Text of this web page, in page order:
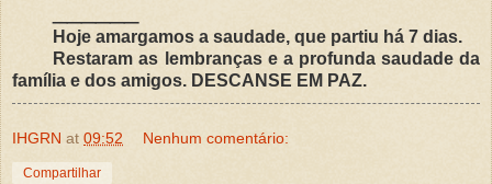
Hoje amargamos a saudade, que partiu há 7 dias.
Restaram as lembranças e a profunda saudade da
família e dos amigos. DESCANSE EM PAZ.
IHGRN at 09:52 Nenhum comentário:
Compartilhar